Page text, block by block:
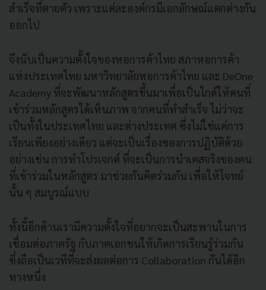
สำเร็จที่ตายตัว เพราะแต่ละองค์กรมีเอกลักษณ์แตกต่างกัน
ออกไป
จึงนับเป็นความตั้งใจของหอการค้าไทย สภาหอการค้า
แห่งประเทศไทย มหาวิทยาลัยหอการค้าไทย และ DeOne
Academy ที่จะพัฒนาหลักสูตรขึ้นมาเพื่อเป็นไกด์ให้คนที่
เข้าร่วมหลักสูตรได้เห็นภาพ จากคนที่ทำสำเร็จ ไม่ว่าจะ
เป็นทั้งในประเทศไทย และต่างประเทศ ซึ่งไม่ใช่แค่การ
เรียนเพียงอย่างเดียว แต่จะเป็นเรื่องของการปฏิบัติด้วย
อย่างเช่น การทำโปรเจกต์ ที่จะเป็นการนำเคสจริงของคน
ที่เข้าร่วมในหลักสูตร มาช่วยกันคิดร่วมกัน เพื่อให้โจทย์
นั้น ๆ สมบูรณ์แบบ
ทั้งนี้อีกด้านเรามีความตั้งใจที่อยากจะเป็นสะพานในการ
เชื่อมต่อภาครัฐ กับภาคเอกชนให้เกิดการเรียนรู้ร่วมกัน
ซึ่งถือเป็นเวทีที่จะส่งผลต่อการ Collaboration กันได้อีก
ทางหนึ่ง